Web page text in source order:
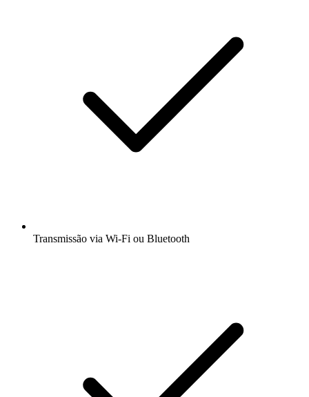
Transmissão via Wi-Fi ou Bluetooth